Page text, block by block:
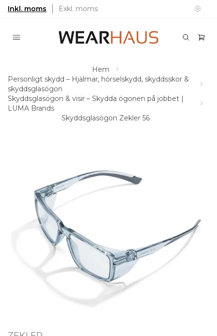
Inkl. moms Exkl. moms
Hem
Personligt skydd – Hjälmar, hörselskydd, skyddsskor &
skyddsglasögon
Skyddsglasögon & visir – Skydda ögonen på jobbet |
LUMA Brands
Skyddsglasögon Zekler 56